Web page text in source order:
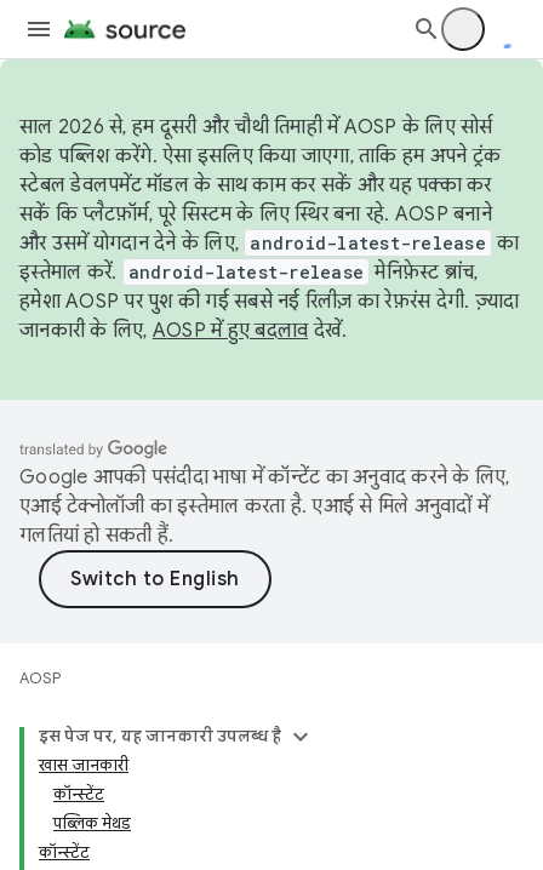
साल 2026 से, हम दूसरी और चौथी तिमाही में AOSP के लिए सोर्स
कोड पब्लिश करेंगे. ऐसा इसलिए किया जाएगा, ताकि हम अपने ट्रंक
स्टेबल डेवलपमेंट मॉडल के साथ काम कर सकें और यह पक्का कर
सकें कि प्लैटफ़ॉर्म, पूरे सिस्टम के लिए स्थिर बना रहे. AOSP बनाने
और उसमें योगदान देने के लिए, android-latest-release का
इस्तेमाल करें.
android-latest-release मेनिफ़ेस्ट ब्रांच,
हमेशा AOSP पर पुश की गई सबसे नई रिलीज़ का रेफ़रंस देगी. ज़्यादा
जानकारी के लिए, AOSP में हुए बदलावदेखें.
Google आपकी पसंदीदा भाषा में कॉन्टेंट का अनुवाद करने के लिए,
एआई टेक्नोलॉजी का इस्तेमाल करता है. एआई से मिले अनुवादों में
गलतियां हो सकती हैं.
AOSP
इस पेज पर, यह जानकारी उपलब्ध है
खास जानकारी
कॉन्स्टेंट
पब्लिक मेथड
कॉन्स्टेंट